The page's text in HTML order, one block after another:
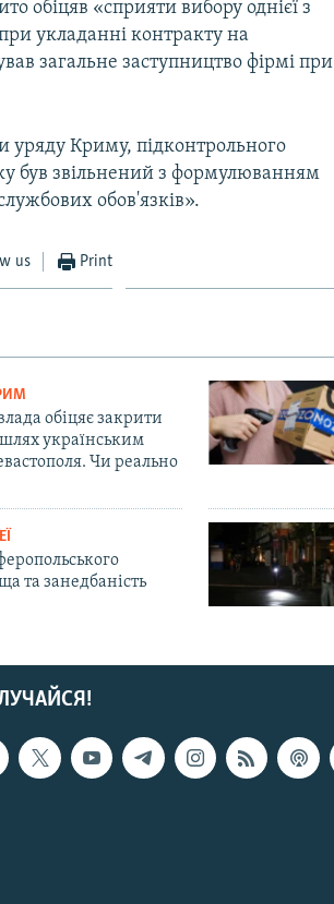
обіцяв «сприяти вибору однієї з
укладанні контракту на
загальне заступництво фірмі при
уряду Криму, підконтрольного
був звільнений з формулюванням
обов'язків».
us Print
обіцяє закрити
українським
Чи реально
та занедбаність